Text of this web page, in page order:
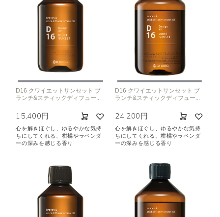
D16 クワイエットサンセット ブ
ランチ&スティックディフュー...
15,400円
心を解きほぐし、ゆるやかな気持
ちにしてくれる、柑橘やラベンダ
ーの深みを感じる香り
D16 クワイエットサンセット ブ
ランチ&スティックディフュー...
24,200円
心を解きほぐし、ゆるやかな気持
ちにしてくれる、柑橘やラベンダ
ーの深みを感じる香り